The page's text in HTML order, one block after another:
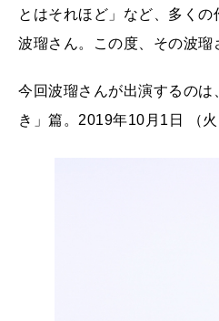
とはそれほど」など、多く
波瑠さん。この度、その波
今回波瑠さんが出演するの
き」篇。2019年10月1日 （